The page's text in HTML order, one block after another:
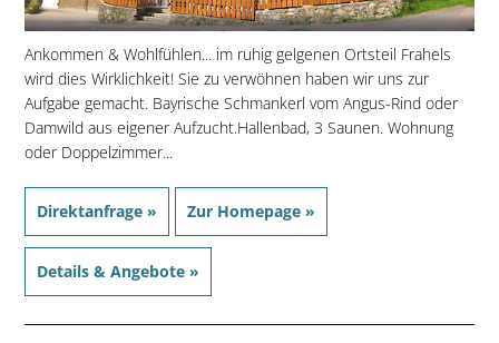
Ankommen & Wohlfühlen... im ruhig gelgenen Ortsteil Frahels
wird dies Wirklichkeit! Sie zu verwöhnen haben wir uns zur
Aufgabe gemacht. Bayrische Schmankerl vom Angus-Rind oder
Damwild aus eigener Aufzucht.Hallenbad, 3 Saunen. Wohnung
oder Doppelzimmer...
Direktanfrage » Zur Homepage »
Details & Angebote »